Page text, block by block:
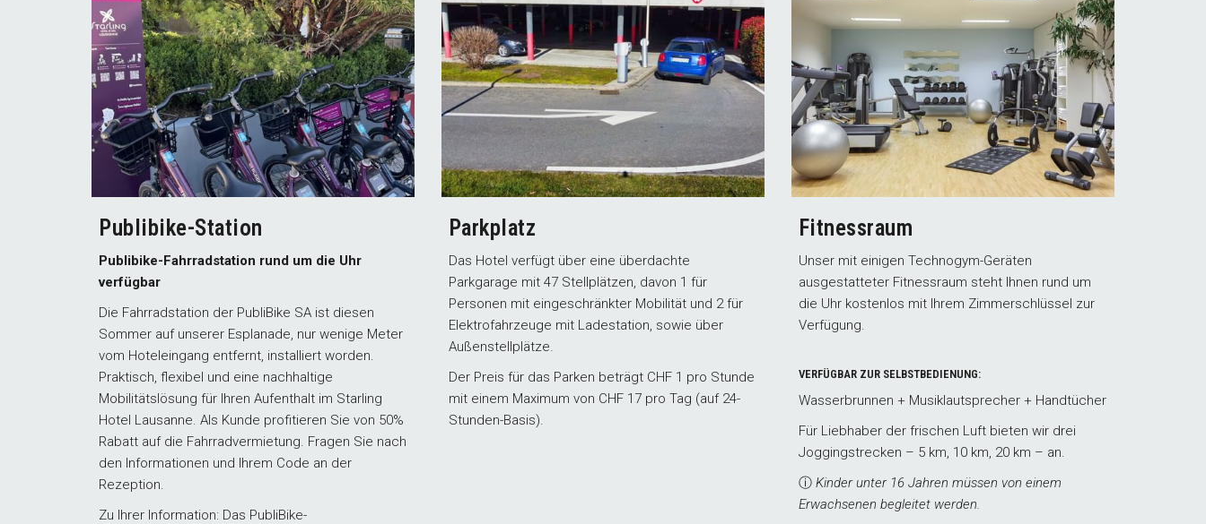
Publibike-Station
Publibike-Fahrradstation rund um die Uhr
verfügbar
Die Fahrradstation der PubliBike SA ist diesen
Sommer auf unserer Esplanade, nur wenige Meter
vom Hoteleingang entfernt, installiert worden.
Praktisch, flexibel und eine nachhaltige
Mobilitätslösung für Ihren Aufenthalt im Starling
Hotel Lausanne. Als Kunde profitieren Sie von 50%
Rabatt auf die Fahrradvermietung. Fragen Sie nach
den Informationen und Ihrem Code an der
Rezeption.
Zu Ihrer Information: Das PubliBike-
Parkplatz
Das Hotel verfügt über eine überdachte
Parkgarage mit 47 Stellplätzen, davon 1 für
Personen mit eingeschränkter Mobilität und 2 für
Elektrofahrzeuge mit Ladestation, sowie über
Außenstellplätze.
Der Preis für das Parken beträgt CHF 1 pro Stunde
mit einem Maximum von CHF 17 pro Tag (auf 24-
Stunden-Basis).
Fitnessraum
Unser mit einigen Technogym-Geräten
ausgestatteter Fitnessraum steht Ihnen rund um
die Uhr kostenlos mit Ihrem Zimmerschlüssel zur
Verfügung.
VERFÜGBAR ZUR SELBSTBEDIENUNG:
Wasserbrunnen + Musiklautsprecher + Handtücher
Für Liebhaber der frischen Luft bieten wir drei
Joggingstrecken – 5 km, 10 km, 20 km – an.
ⓘ Kinder unter 16 Jahren müssen von einem
Erwachsenen begleitet werden.